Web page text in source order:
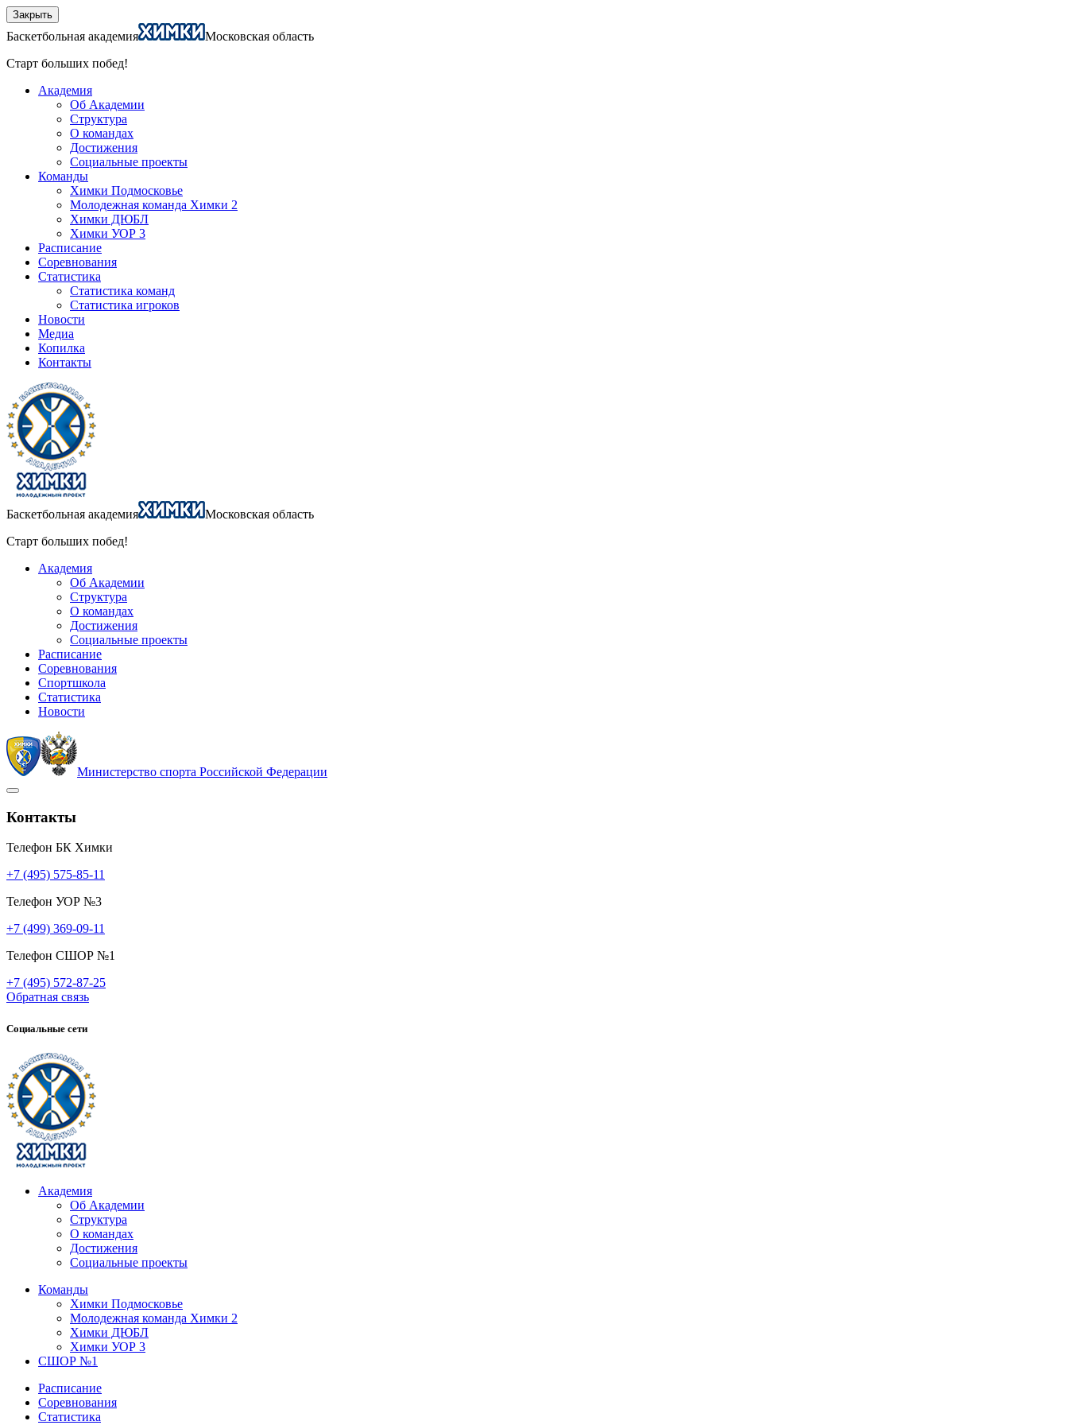
Закрыть
Баскетбольная академия
Московская область
Старт больших побед!
Академия
Об Академии
Структура
О командах
Достижения
Социальные проекты
Команды
Химки Подмосковье
Молодежная команда Химки 2
Химки ДЮБЛ
Химки УОР 3
Расписание
Соревнования
Статистика
Статистика команд
Статистика игроков
Новости
Медиа
Копилка
Контакты
Баскетбольная академия
Московская область
Старт больших побед!
Академия
Об Академии
Структура
О командах
Достижения
Социальные проекты
Расписание
Соревнования
Спортшкола
Статистика
Новости
Министерство спорта Российской Федерации
Контакты
Телефон БК Химки
+7 (495) 575-85-11
Телефон УОР №3
+7 (499) 369-09-11
Телефон СШОР №1
+7 (495) 572-87-25
Обратная связь
Социальные сети
Академия
Об Академии
Структура
О командах
Достижения
Социальные проекты
Команды
Химки Подмосковье
Молодежная команда Химки 2
Химки ДЮБЛ
Химки УОР 3
СШОР №1
Расписание
Соревнования
Статистика